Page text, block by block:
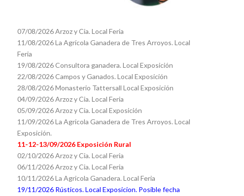
07/08/2026 Arzoz y Cia. Local Feria
11/08/2026 La Agrícola Ganadera de Tres Arroyos. Local
Feria
19/08/2026 Consultora ganadera. Local Exposición
22/08/2026 Campos y Ganados. Local Exposición
28/08/2026 Monasterio Tattersall Local Exposición
04/09/2026 Arzoz y Cia. Local Feria
05/09/2026 Arzoz y Cia. Local Exposición
11/09/2026 La Agricola Ganadera de Tres Arroyos. Local
Exposición.
11-12-13/09/2026 Exposición Rural
02/10/2026 Arzoz y Cia. Local Feria
06/11/2026 Arzoz y Cia. Local Feria
10/11/2026 La Agricola Ganadera. Local Feria
19/11/2026 Rústicos. Local Exposicion. Posible fecha